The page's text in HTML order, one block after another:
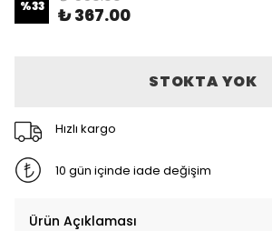
%33 ₺ 367.00
STOKTA YOK
Hızlı kargo
10 gün içinde iade değişim
Ürün Açıklaması